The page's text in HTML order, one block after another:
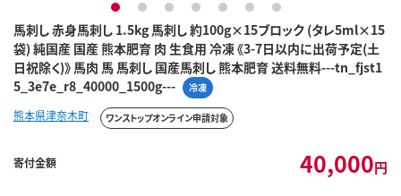
馬刺し 赤身馬刺し 1.5kg 馬刺し 約100g×15ブロック (タレ5ml×15
袋) 純国産 国産 熊本肥育 肉 生食用 冷凍 《3-7日以内に出荷予定(土
日祝除く)》 馬肉 馬 馬刺し 国産馬刺し 熊本肥育 送料無料---tn_fjst1
5_3e7e_r8_40000_1500g---
冷凍
1 2 3 4 5 6 7
熊本県津奈木町 ワンストップオンライン申請対象
寄付金額 40,000円